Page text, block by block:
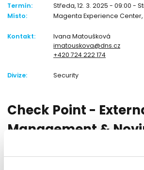
Termín: Středa, 12. 3. 2025 - 09:00 -
Místo: Magenta Experience Center,
Kontakt:
Ivana Matoušková
imatouskova@dns.cz
+420 724 222 174
Divize: Security
Check Point -
Management &